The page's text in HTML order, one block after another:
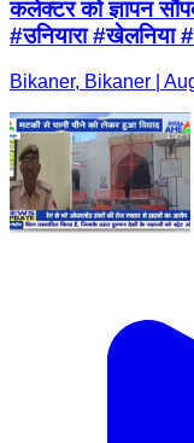
कलेक्टर को ज्ञापन
#उनियारा
Bikaner, Bikaner |